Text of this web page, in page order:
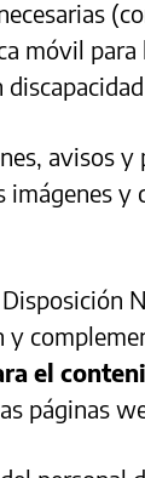
móvil para
avisos
y
el
páginas